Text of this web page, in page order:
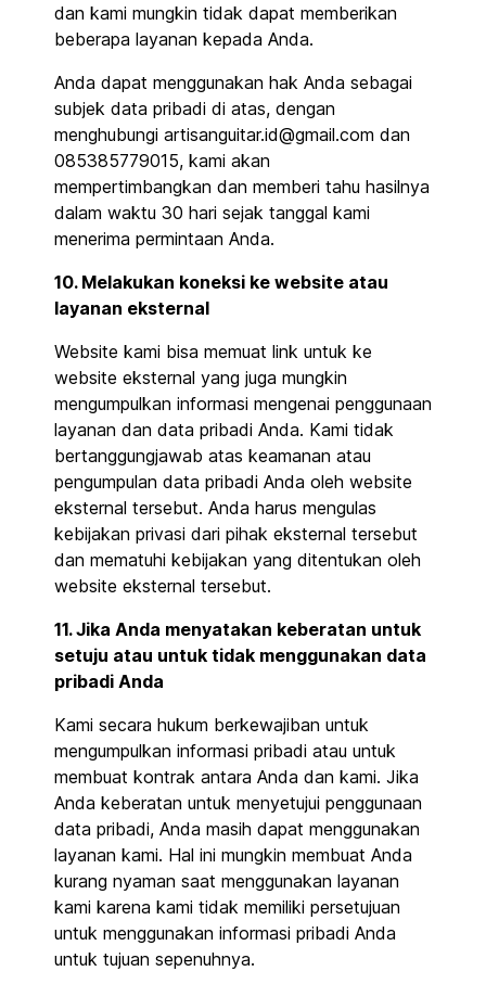
dan kami mungkin tidak dapat memberikan
beberapa layanan kepada Anda.
Anda dapat menggunakan hak Anda sebagai
subjek data pribadi di atas, dengan
menghubungi artisanguitar.id@gmail.com dan
085385779015, kami akan
mempertimbangkan dan memberi tahu hasilnya
dalam waktu 30 hari sejak tanggal kami
menerima permintaan Anda.
10. Melakukan koneksi ke website atau
layanan eksternal
Website kami bisa memuat link untuk ke
website eksternal yang juga mungkin
mengumpulkan informasi mengenai penggunaan
layanan dan data pribadi Anda. Kami tidak
bertanggungjawab atas keamanan atau
pengumpulan data pribadi Anda oleh website
eksternal tersebut. Anda harus mengulas
kebijakan privasi dari pihak eksternal tersebut
dan mematuhi kebijakan yang ditentukan oleh
website eksternal tersebut.
11. Jika Anda menyatakan keberatan untuk
setuju atau untuk tidak menggunakan data
pribadi Anda
Kami secara hukum berkewajiban untuk
mengumpulkan informasi pribadi atau untuk
membuat kontrak antara Anda dan kami. Jika
Anda keberatan untuk menyetujui penggunaan
data pribadi, Anda masih dapat menggunakan
layanan kami. Hal ini mungkin membuat Anda
kurang nyaman saat menggunakan layanan
kami karena kami tidak memiliki persetujuan
untuk menggunakan informasi pribadi Anda
untuk tujuan sepenuhnya.